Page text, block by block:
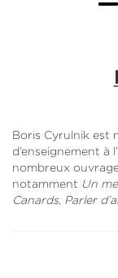
Boris Cyrulnik est
d’enseignement à
nombreux
notamment Un
Canards, Parler